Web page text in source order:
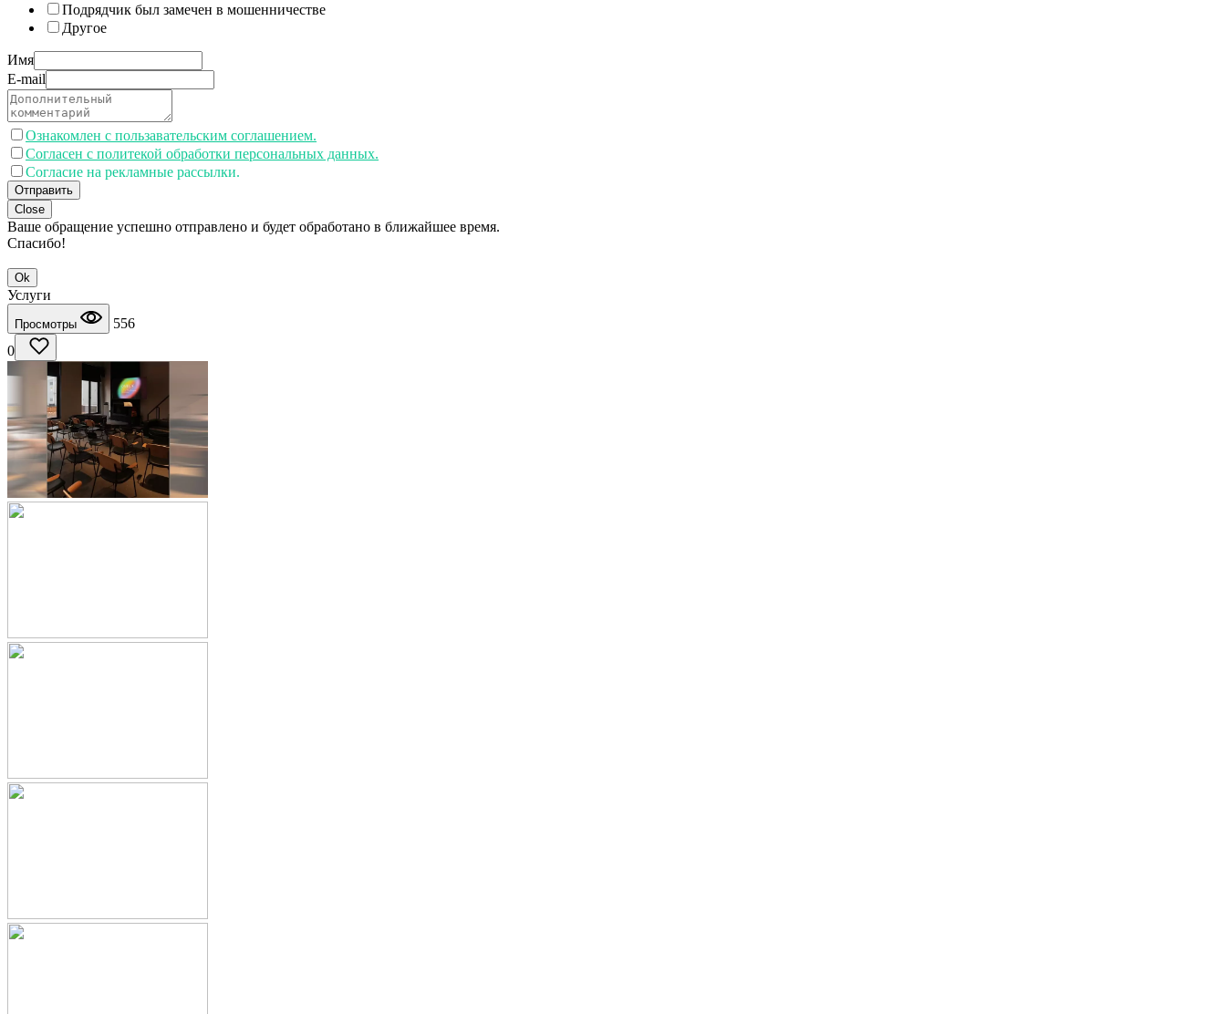
Подрядчик был замечен в мошенничестве
Другое
Имя
E-mail
Ознакомлен с пользавательским соглашением.
Согласен с политекой обработки персональных данных.
Согласие на рекламные рассылки.
Отправить
Close
Ваше обращение успешно отправлено и будет обработано в ближайшее время.
Спасибо!
Ok
Услуги
Просмотры
556
0